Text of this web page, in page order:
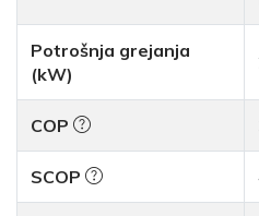
Potrošnja grejanja
(kW)
COP
SCOP